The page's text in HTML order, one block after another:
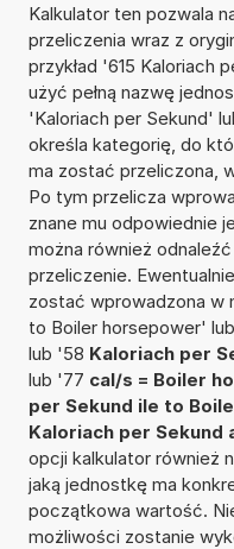
Kalkulator ten pozwala
przeliczenia wraz z
przykład '615 Kaloriach
użyć pełną nazwę
'Kaloriach per Sekund'
określa kategorię, do
ma zostać przeliczona,
Po tym przelicza
znane mu odpowiednie
można również
przeliczenie.
zostać wprowadzona w
to Boiler horsepower'
lub '58 Kaloriach per
lub '77 cal/s = Boiler
per Sekund ile to
Kaloriach per Sekund
opcji kalkulator również
jaką jednostkę ma
początkowa wartość.
możliwości zostanie